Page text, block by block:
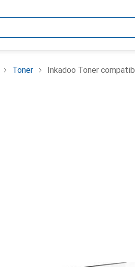
Toner Inkadoo Toner